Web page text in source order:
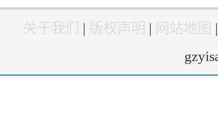
关于我们 | 版权声明 | 网站地图